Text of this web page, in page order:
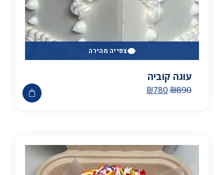
צפייה מהירה
עוגה קוביה
₪890
₪780